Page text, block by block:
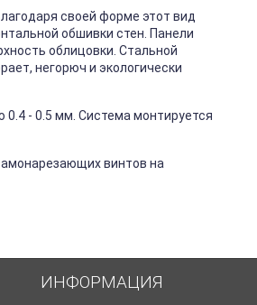
своей форме этот вид
обшивки стен. Панели
облицовки. Стальной
негорюч и экологически
- 0.5 мм. Система монтируется
винтов на
ИНФОРМАЦИЯ